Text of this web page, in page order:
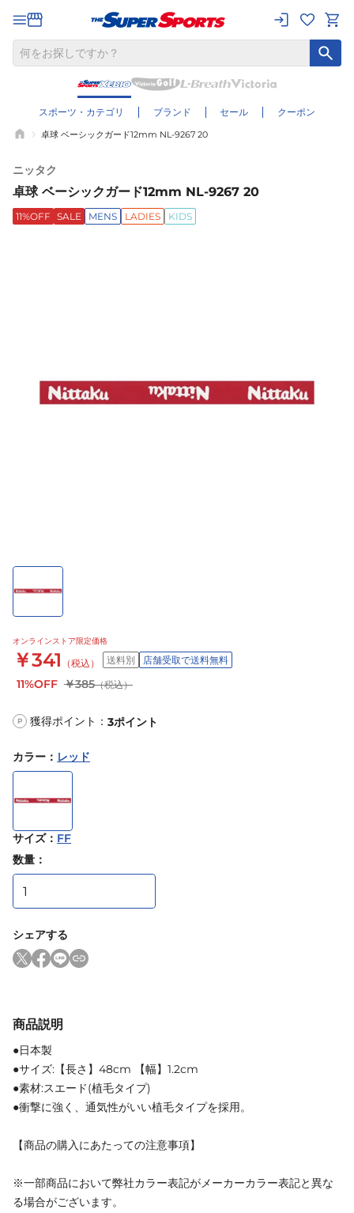
スポーツ・カテゴリ ブランド セール クーポン
卓球 ベーシックガード12mm NL-9267 20
ニッタク
卓球 ベーシックガード12mm NL-9267 20
11%OFF SALE MENS LADIES KIDS
オンラインストア限定価格
￥341 （税込） 送料別 店舗受取で送料無料
11%OFF ￥385（税込）
P 獲得ポイント： 3ポイント
カラー ： レッド
サイズ： FF
数量：
シェアする
商品説明
●日本製
●サイズ:【長さ】48cm 【幅】1.2cm
●素材:スエード(植毛タイプ)
●衝撃に強く、通気性がいい植毛タイプを採用。
【商品の購入にあたっての注意事項】
※一部商品において弊社カラー表記がメーカーカラー表記と異な
る場合がございます。